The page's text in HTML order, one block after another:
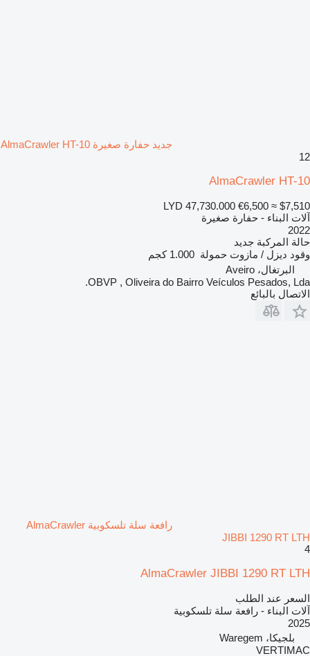
جديد حفارة صغيرة AlmaCrawler HT-10
12
AlmaCrawler HT-10
LYD 47,730.000 €6,500 ≈ $7,510
آلات البناء - حفارة صغيرة
2022
حالة المركبة جديد
وقود ديزل / مازوت حمولة 1.000 كجم
البرتغال، Aveiro
OBVP , Oliveira do Bairro Veículos Pesados, Lda.
الاتصال بالبائع
رافعة سلة تلسكوبية AlmaCrawler
JIBBI 1290 RT LTH
4
AlmaCrawler JIBBI 1290 RT LTH
السعر عند الطلب
آلات البناء - رافعة سلة تلسكوبية
2025
بلجيكا، Waregem
VERTIMAC